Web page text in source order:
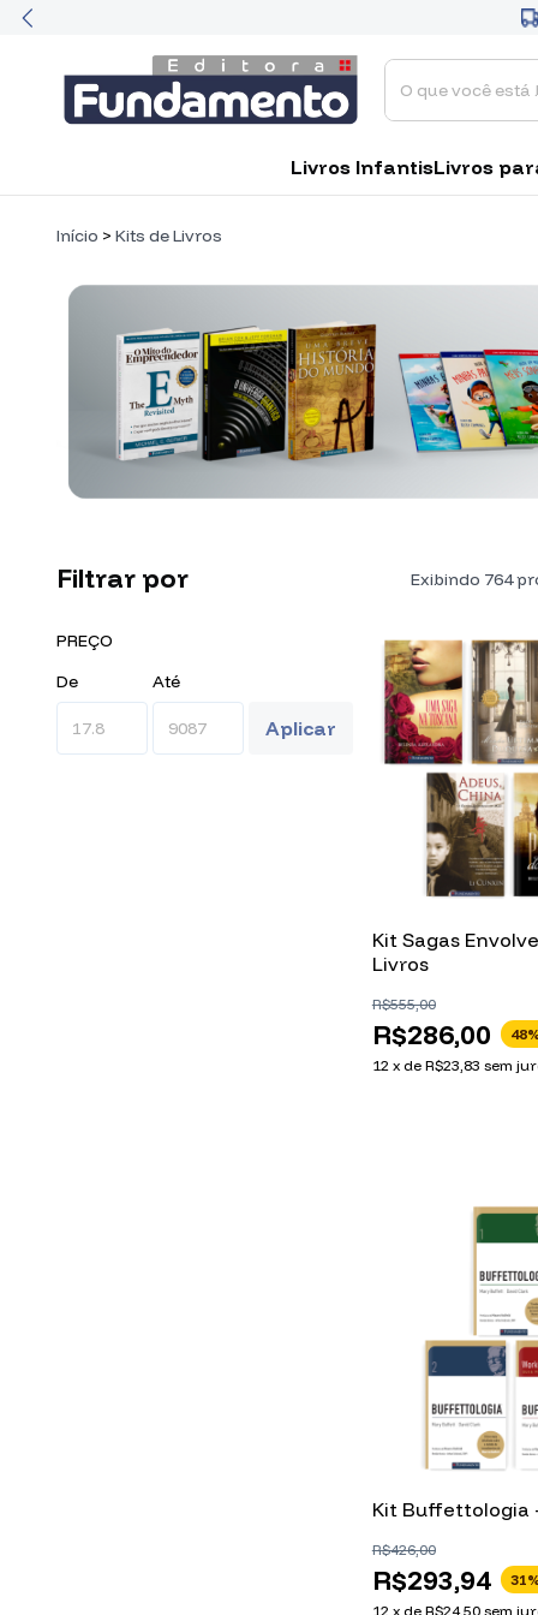
Livros InfantisLivros
Início > Kits de Livros
Filtrar por Exibindo 764
PREÇO
De
Até
Aplicar
Kit Sagas
Livros
R$286,00
R$555,00
48
12 x de R$23,83 sem
Kit Buffettologia
R$293,94
R$426,00
31
12 x de R$24,50 sem